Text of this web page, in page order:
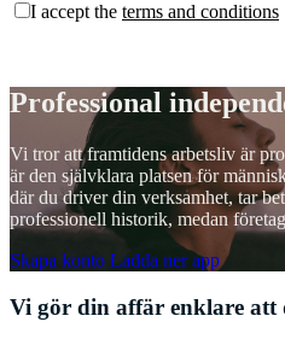
I accept the terms and conditions
Professional
Vi tror att framtidens arbetsliv är
är den självklara platsen för
där du driver din verksamhet, tar
professionell historik, medan
Skapa konto Ladda ner app
Vi gör din affär enklare att